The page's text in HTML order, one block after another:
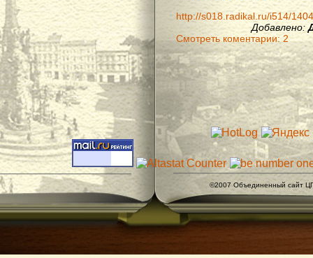
http://s018.radikal.ru/i514/
Добавлено:
Смотреть коментарии: 2
©2007 Объединенный сайт